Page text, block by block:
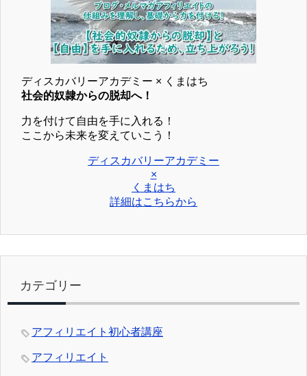
ディスカバリーアカデミー × くまはち
社会的奴隷からの脱却へ！
力を付けて自由を手に入れる！
ここから未来を変えていこう！
ディスカバリーアカデミー
×
くまはち
詳細はこちらから
カテゴリー
アフィリエイト初心者講座
アフィリエイト